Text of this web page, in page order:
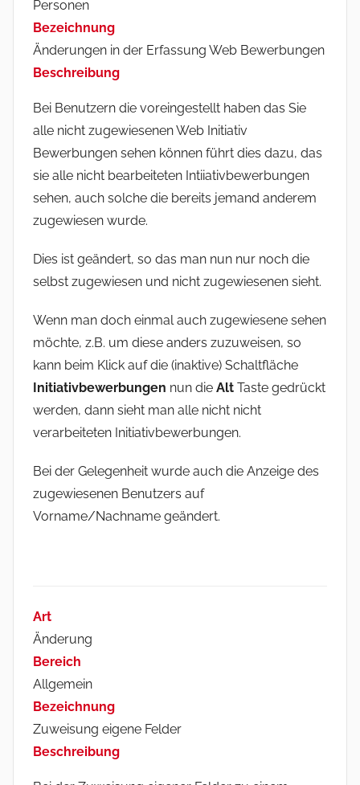
Personen
Bezeichnung
Änderungen in der Erfassung Web Bewerbungen
Beschreibung
Bei Benutzern die voreingestellt haben das Sie
alle nicht zugewiesenen Web Initiativ
Bewerbungen sehen können führt dies dazu, das
sie alle nicht bearbeiteten Intiiativbewerbungen
sehen, auch solche die bereits jemand anderem
zugewiesen wurde.
Dies ist geändert, so das man nun nur noch die
selbst zugewiesen und nicht zugewiesenen sieht.
Wenn man doch einmal auch zugewiesene sehen
möchte, z.B. um diese anders zuzuweisen, so
kann beim Klick auf die (inaktive) Schaltfläche
Initiativbewerbungen nun die Alt Taste gedrückt
werden, dann sieht man alle nicht nicht
verarbeiteten Initiativbewerbungen.
Bei der Gelegenheit wurde auch die Anzeige des
zugewiesenen Benutzers auf
Vorname/Nachname geändert.
Art
Änderung
Bereich
Allgemein
Bezeichnung
Zuweisung eigene Felder
Beschreibung